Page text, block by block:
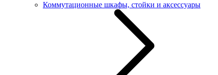
Коммутационные шкафы, стойки и аксессуары